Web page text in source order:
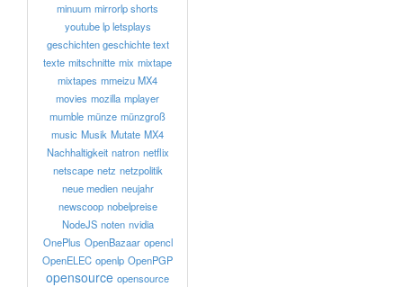
minuum mirrorlp shorts
youtube lp letsplays
geschichten geschichte text
texte mitschnitte mix mixtape
mixtapes mmeizu MX4
movies mozilla mplayer
mumble münze münzgroß
music Musik Mutate MX4
Nachhaltigkeit natron netflix
netscape netz netzpolitik
neue medien neujahr
newscoop nobelpreise
NodeJS noten nvidia
OnePlus OpenBazaar opencl
OpenELEC openlp OpenPGP
opensource opensource